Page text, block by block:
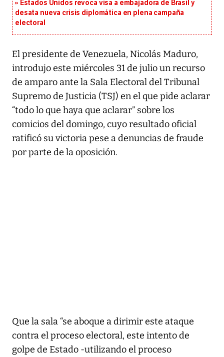
Estados Unidos revoca visa a embajadora de Brasil y
desata nueva crisis diplomática en plena campaña
electoral
El presidente de Venezuela, Nicolás Maduro,
introdujo este miércoles 31 de julio un recurso
de amparo ante la Sala Electoral del Tribunal
Supremo de Justicia (TSJ) en el que pide aclarar
“todo lo que haya que aclarar” sobre los
comicios del domingo, cuyo resultado oficial
ratificó su victoria pese a denuncias de fraude
por parte de la oposición.
Que la sala “se aboque a dirimir este ataque
contra el proceso electoral, este intento de
golpe de Estado -utilizando el proceso